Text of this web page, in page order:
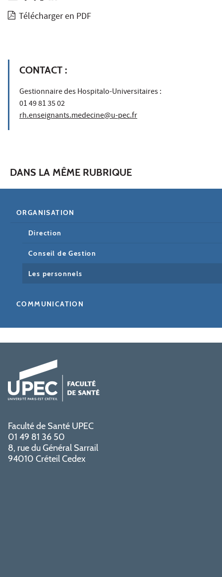
Télécharger en PDF
CONTACT :
Gestionnaire des Hospitalo-Universitaires :
01 49 81 35 02
rh.enseignants.medecine@u-pec.fr
DANS LA MÊME RUBRIQUE
ORGANISATION
Direction
Conseil de Gestion
Les personnels
COMMUNICATION
Faculté de Santé UPEC
01 49 81 36 50
8, rue du Général Sarrail
94010 Créteil Cedex